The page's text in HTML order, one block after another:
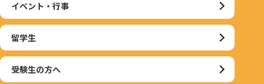
イベント・行事
留学生
受験生の方へ